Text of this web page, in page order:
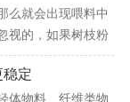
么就会出现喂料中
视的，如果树枝粉
物料的流动性差，
的动能来源于鼓
风道壁上，使物料
定
体物料、纤维类物